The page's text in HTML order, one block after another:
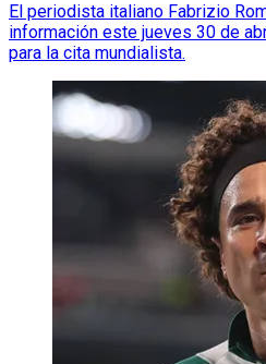
El periodista italiano Fabrizio
información este jueves 30 de
para la cita mundialista.